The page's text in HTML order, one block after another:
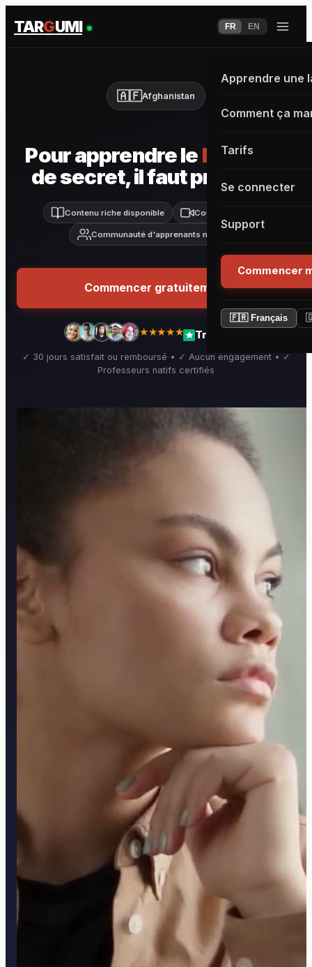
TARGUMI FR EN
Apprendre une
Comment ça
Tarifs
Se connecter
Support
Commencer
🇫🇷 Français
🇦🇫Afghanistan
Pour apprendre leDari, pas
de secret, il faut pratiquer
Contenu riche disponible Cours live inclus
Communauté d'apprenants motivés
Commencer gratuitement
★★★★★ Trustpilot
✓ 30 jours satisfait ou remboursé • ✓ Aucun engagement • ✓
Professeurs natifs certifiés